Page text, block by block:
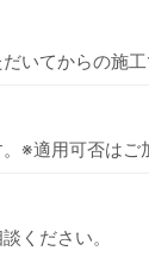
てからの施
※適用可否はご
ください。